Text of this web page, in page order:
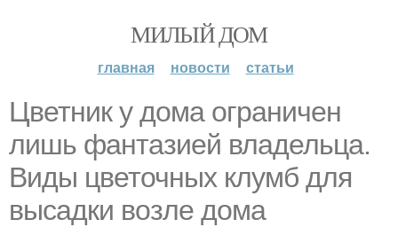
МИЛЫЙ ДОМ
главная новости статьи
Цветник у дома ограничен
лишь фантазией владельца.
Виды цветочных клумб для
высадки возле дома